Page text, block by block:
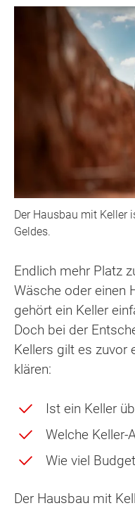
Der Hausbau mit Keller
Geldes.
Endlich mehr Platz
Wäsche oder einen
gehört ein Keller
Doch bei der
Kellers gilt es zuvor
klären:
Ist ein Keller
Welche Keller-
Wie viel
Der Hausbau mit